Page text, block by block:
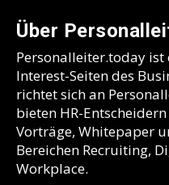
Über
Personalleiter.today ist
Interest-Seiten des
richtet sich an
bieten HR-
Vorträge, Whitepaper
Bereichen Recruiting,
Workplace.